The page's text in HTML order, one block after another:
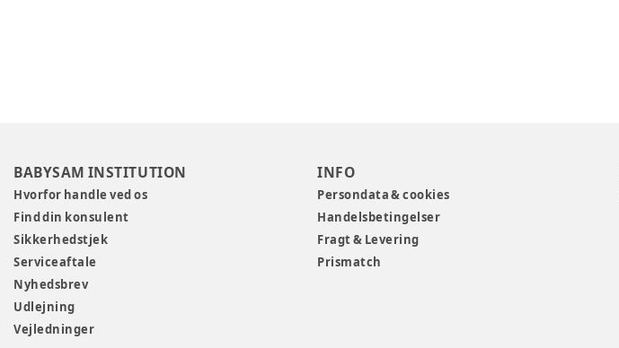
BABYSAM INSTITUTION
Hvorfor handle ved os
Find din konsulent
Sikkerhedstjek
Serviceaftale
Nyhedsbrev
Udlejning
Vejledninger
INFO
Persondata & cookies
Handelsbetingelser
Fragt & Levering
Prismatch